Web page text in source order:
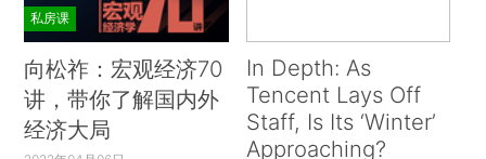
私房课
向松祚：宏观经济70
讲，带你了解国内外
经济大局
In Depth: As
Tencent Lays Off
Staff, Is Its ‘Winter’
Approaching?